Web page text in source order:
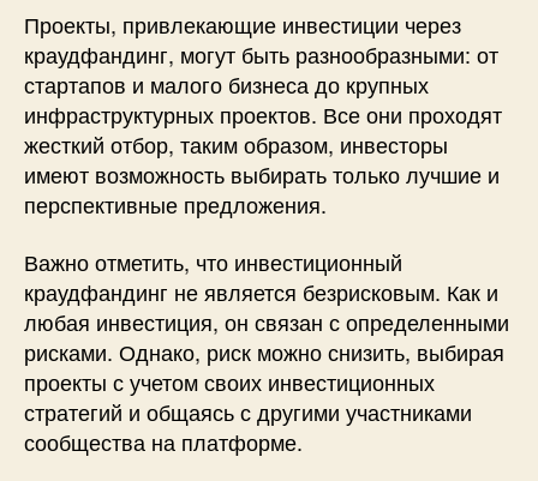
Проекты, привлекающие инвестиции через
краудфандинг, могут быть разнообразными: от
стартапов и малого бизнеса до крупных
инфраструктурных проектов. Все они проходят
жесткий отбор, таким образом, инвесторы
имеют возможность выбирать только лучшие и
перспективные предложения.
Важно отметить, что инвестиционный
краудфандинг не является безрисковым. Как и
любая инвестиция, он связан с определенными
рисками. Однако, риск можно снизить, выбирая
проекты с учетом своих инвестиционных
стратегий и общаясь с другими участниками
сообщества на платформе.